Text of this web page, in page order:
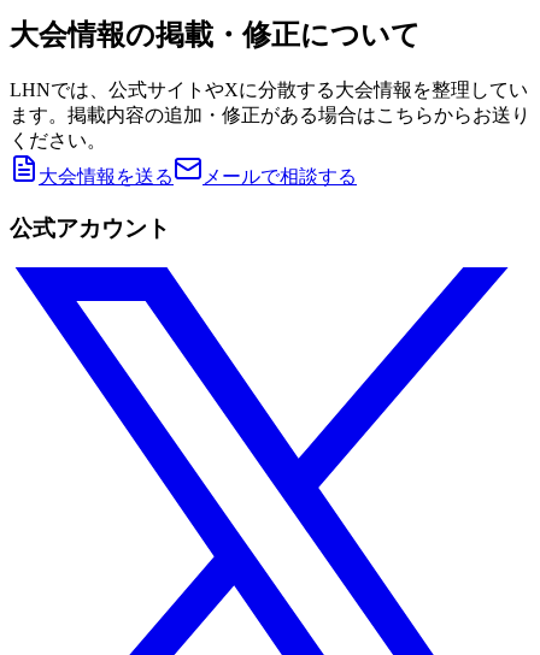
大会情報の掲載・修正について
LHNでは、公式サイトやXに分散する大会情報を整理してい
ます。掲載内容の追加・修正がある場合はこちらからお送り
ください。
大会情報を送る
メールで相談する
公式アカウント